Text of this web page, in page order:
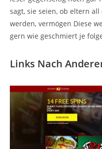
sagt, sie seien, ob eltern
werden, vermögen Diese
gern wie geschmiert je
Links Nach